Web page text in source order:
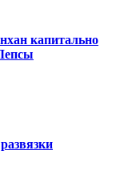
капитально